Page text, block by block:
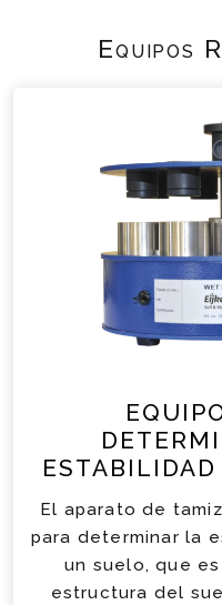
Equipos
ESTABILIDAD
El aparato de
para determinar la
un suelo, que
estructura del